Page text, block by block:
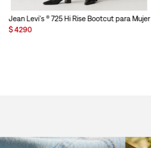
Jean Levi's ® 725 Hi Rise Bootcut para Mujer
$4290